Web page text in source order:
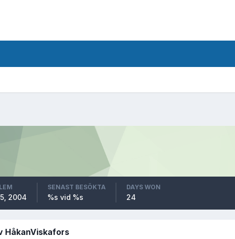
2004
SENAST BESÖKTA
%s vid %s
DAYS WON
24
HåkanViskafors